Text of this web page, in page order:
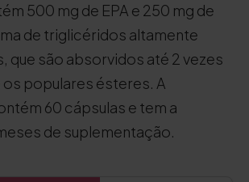
500 mg de EPA e 250 mg de
de triglicéridos altamente
que são absorvidos até 2 vezes
os populares ésteres. A
60 cápsulas e tem a
de suplementação.